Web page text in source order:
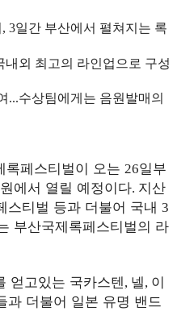
, 3일간 부산에서 펼쳐지는 록
내외 최고의 라인업으로 구성
...수상팀에게는 음원발매의
록페스티벌이 오는 26일부
에서 열릴 예정이다. 지산
스티벌 등과 더불어 국내 3
부산국제록페스티벌의 라
얻고있는 국카스텐, 넬, 이
과 더불어 일본 유명 밴드